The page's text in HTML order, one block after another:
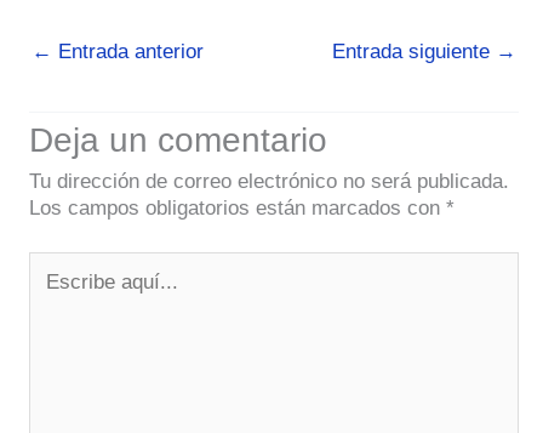
← Entrada anterior Entrada siguiente →
Deja un comentario
Tu dirección de correo electrónico no será publicada.
Los campos obligatorios están marcados con *
aquí...